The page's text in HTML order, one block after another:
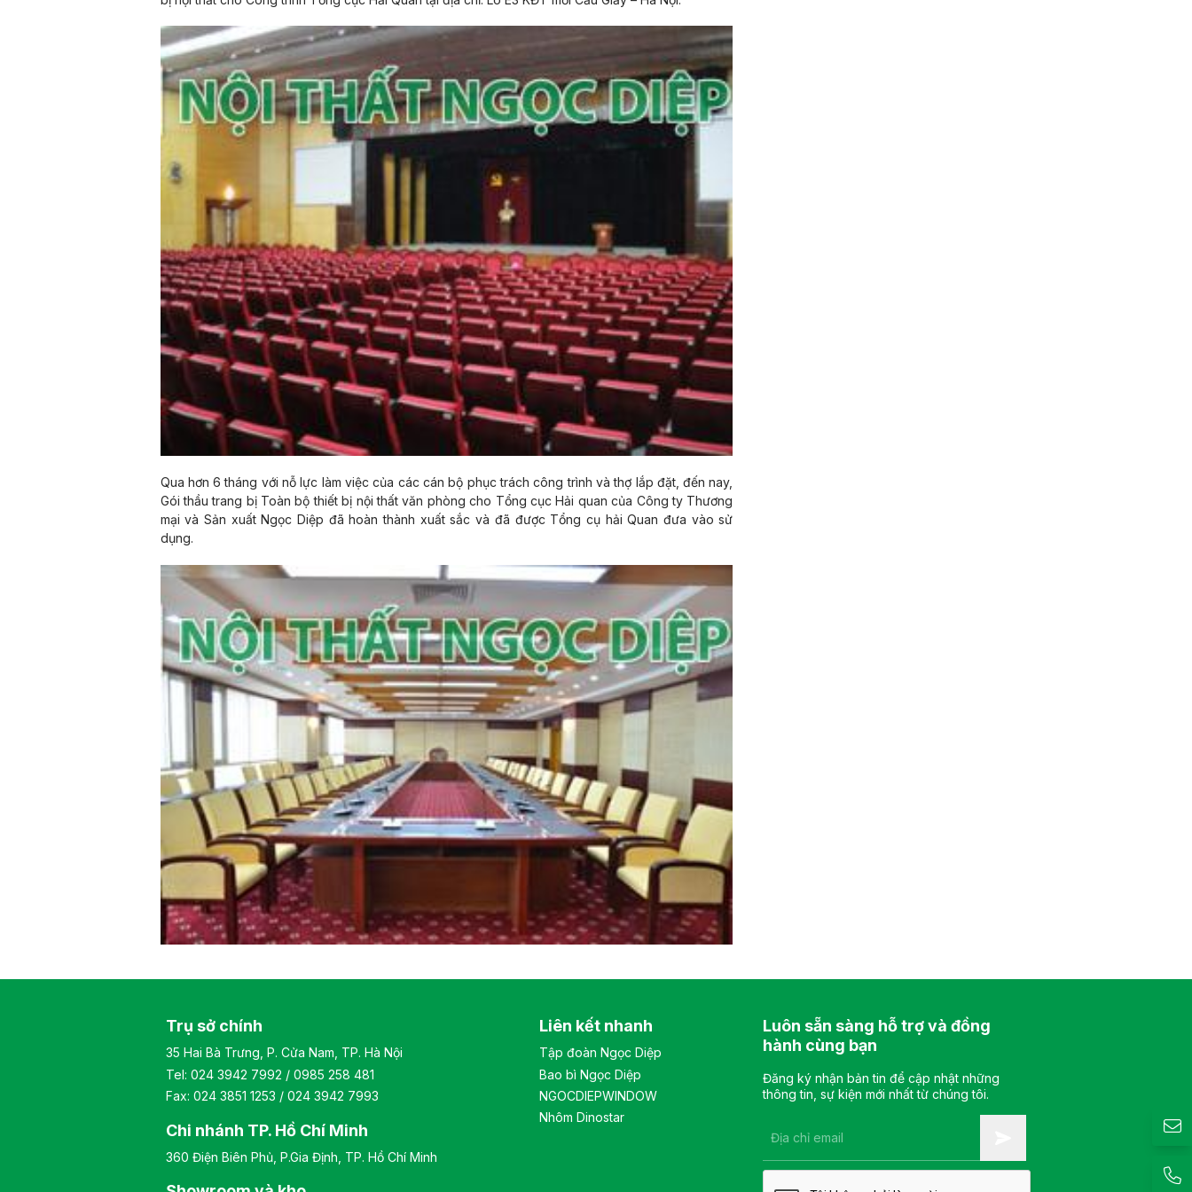
Qua hơn 6 tháng với nỗ lực làm việc của các cán bộ phục trách công trình và thợ lắp đặt, đến nay,
Gói thầu trang bị Toàn bộ thiết bị nội thất văn phòng cho Tổng cục Hải quan của Công ty Thương
mại và Sản xuất Ngọc Diệp đã hoàn thành xuất sắc và đã được Tổng cụ hải Quan đưa vào sử
dụng.
Trụ sở chính
35 Hai Bà Trưng, P. Cửa Nam, TP. Hà Nội
Tel: 024 3942 7992 / 0985 258 481
Fax: 024 3851 1253 / 024 3942 7993
Chi nhánh TP. Hồ Chí Minh
360 Điện Biên Phủ, P.Gia Định, TP. Hồ Chí Minh
Liên kết nhanh
Tập đoàn Ngọc Diệp
Bao bì Ngọc Diệp
NGOCDIEPWINDOW
Nhôm Dinostar
Luôn sẵn sàng hỗ trợ và đồng
hành cùng bạn
Đăng ký nhận bản tin để cập nhật những
thông tin, sự kiện mới nhất từ chúng tôi.